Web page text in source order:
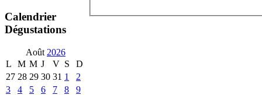
Calendrier
Dégustations
Août 2026
L
M M J V S
D
27 28 29 30 31 1
2
3
4 5 6 7 8
9